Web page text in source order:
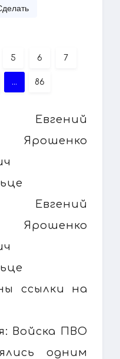
5 6 7
... 86
Евгений
Ярошенко
Евгений
ссылки на
Войска ПВО
одним